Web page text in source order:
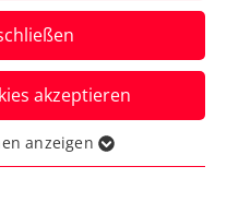
die neue
Play und im App
akzeptieren
anzeigen